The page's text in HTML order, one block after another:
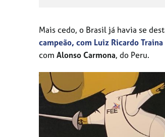
Mais cedo, o Brasil já havia se
campeão, com Luiz Ricardo
com Alonso Carmona, do Peru.